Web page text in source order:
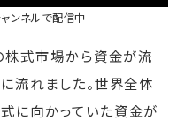
ンネルで配信中
株式市場から資金が流
流れました。世界全体
に向かっていた資金が